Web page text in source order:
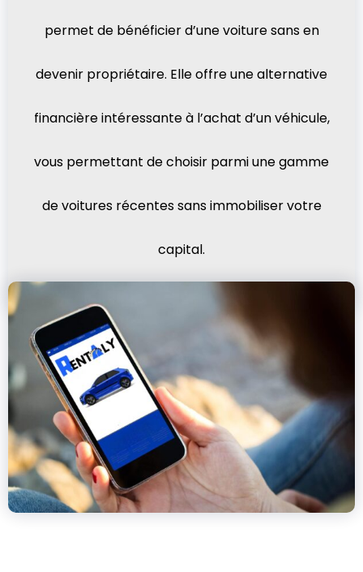
permet de bénéficier d’une voiture sans en
devenir propriétaire. Elle offre une alternative
financière intéressante à l’achat d’un véhicule,
vous permettant de choisir parmi une gamme
de voitures récentes sans immobiliser votre
capital.